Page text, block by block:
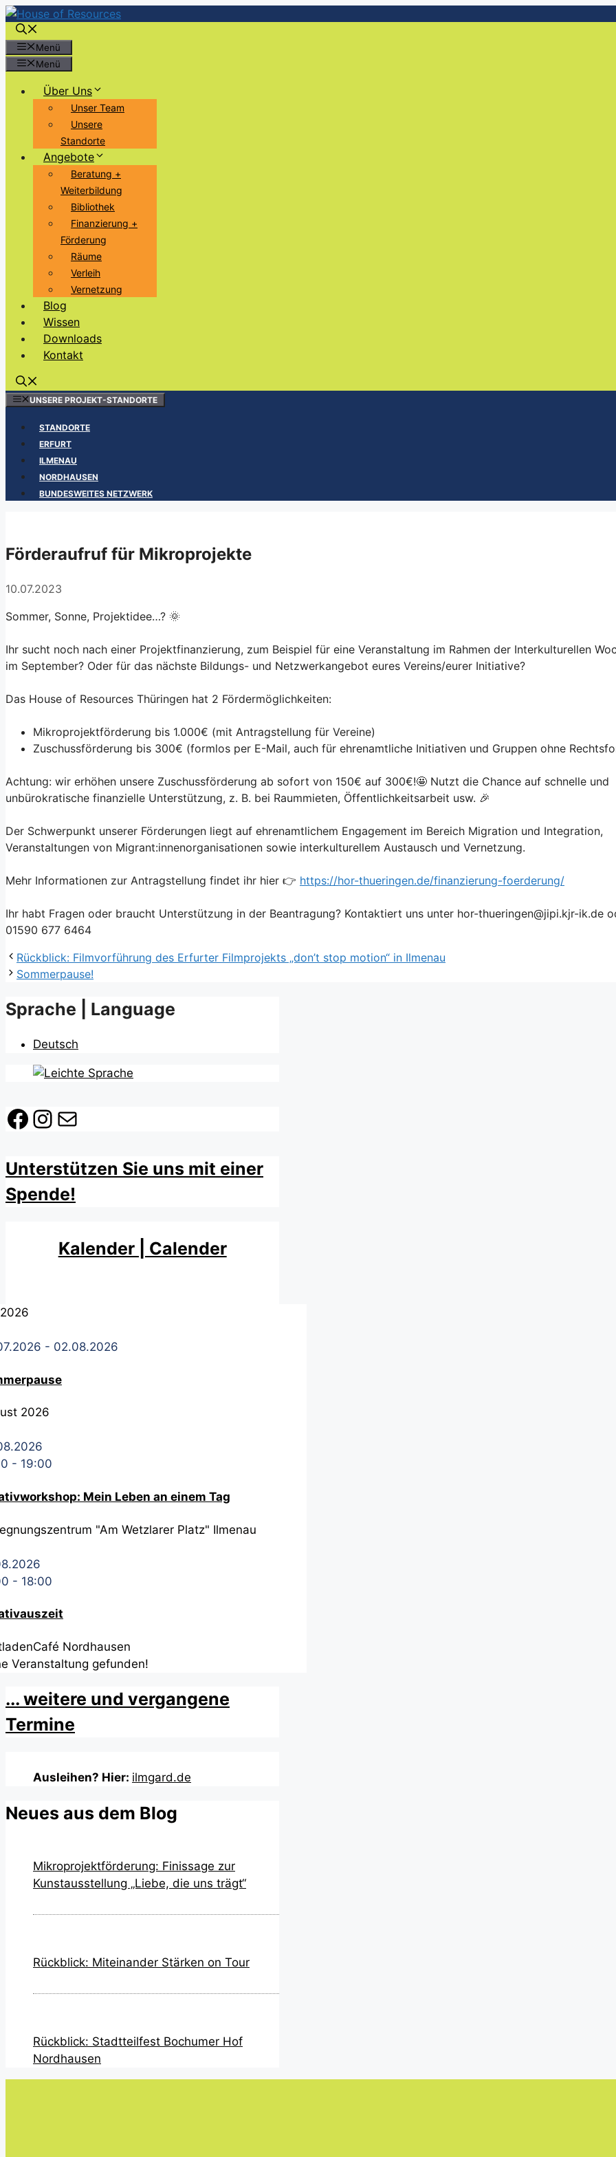
Zum
Inhalt
springenMenü
Menü
Über Uns
Unser Team
Unsere
Standorte
Angebote
Beratung +
Weiterbildung
Bibliothek
Finanzierung +
Förderung
Räume
Verleih
Vernetzung
Blog
Wissen
Downloads
Kontakt
UNSERE PROJEKT-STANDORTE
STANDORTE
ERFURT
ILMENAU
NORDHAUSEN
BUNDESWEITES NETZWERK
Förderaufruf für Mikroprojekte
10.07.2023
Sommer, Sonne, Projektidee…? 🌞
Ihr sucht noch nach einer Projektfinanzierung, zum Beispiel für eine Veranstaltung im Rahmen der Interkulturellen
im September? Oder für das nächste Bildungs- und Netzwerkangebot eures Vereins/eurer Initiative?
Das House of Resources Thüringen hat 2 Fördermöglichkeiten:
Mikroprojektförderung bis 1.000€ (mit Antragstellung für Vereine)
Zuschussförderung bis 300€ (formlos per E-Mail, auch für ehrenamtliche Initiativen und Gruppen ohne
Achtung: wir erhöhen unsere Zuschussförderung ab sofort von 150€ auf 300€!🤩 Nutzt die Chance auf schnelle und
unbürokratische finanzielle Unterstützung, z. B. bei Raummieten, Öffentlichkeitsarbeit usw. 🎉
Der Schwerpunkt unserer Förderungen liegt auf ehrenamtlichem Engagement im Bereich Migration und Integration,
Veranstaltungen von Migrant:innenorganisationen sowie interkulturellem Austausch und Vernetzung.
Mehr Informationen zur Antragstellung findet ihr hier 👉 https://hor-thueringen.de/finanzierung-foerderung/
Ihr habt Fragen oder braucht Unterstützung in der Beantragung? Kontaktiert uns unter hor-thueringen@jipi.kjr-ik.de
01590 677 6464
Rückblick: Filmvorführung des Erfurter Filmprojekts „don’t stop motion“ in Ilmenau
Sommerpause!
Sprache | Language
Deutsch
Facebook
Instagram
E-Mail
Unterstützen Sie uns mit einer
Spende!
Kalender | Calender
- 02.08.2026
2026
- 19:00
Mein Leben an einem Tag
"Am Wetzlarer Platz" Ilmenau
- 18:00
Nordhausen
Veranstaltung gefunden!
... weitere und vergangene
Termine
Ausleihen? Hier: ilmgard.de
Neues aus dem Blog
Mikroprojektförderung: Finissage zur
Kunstausstellung „Liebe, die uns trägt“
Rückblick: Miteinander Stärken on Tour
Rückblick: Stadtteilfest Bochumer Hof
Nordhausen